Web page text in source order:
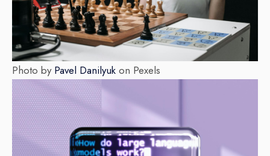
Photo by Pavel Danilyuk on Pexels